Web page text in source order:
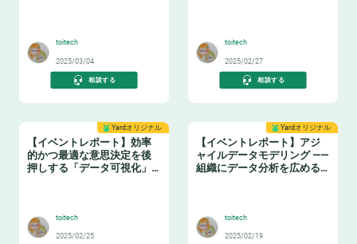
toitech
2025/03/04
相談する
toitech
2025/02/27
相談する
Yardオリジナル
【イベントレポート】効率
的かつ最適な意思決定を後
押しする「データ可視化」
toitech
2025/02/25
Yardオリジナル
【イベントレポート】アジ
ャイルデータモデリング ——
組織にデータ分析を広める
toitech
2025/02/19